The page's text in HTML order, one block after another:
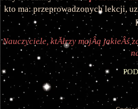
kto ma: przeprowadzonych lekcji,
Nauczyciele, ktĂłrzy majÂą jakieÂś